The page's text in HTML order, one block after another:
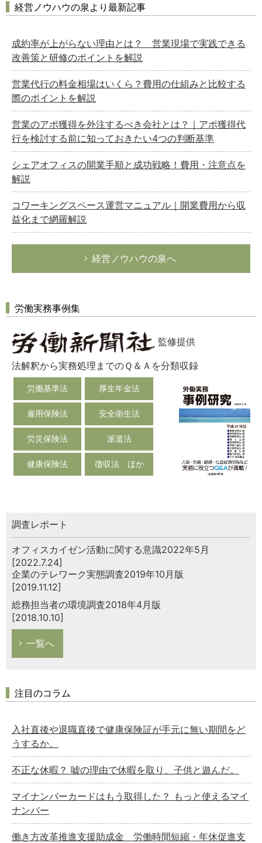
経営ノウハウの泉より最新記事
成約率が上がらない理由とは？ 営業現場で実践できる
改善策と研修のポイントを解説
営業代行の料金相場はいくら？費用の仕組みと比較する
際のポイントを解説
営業のアポ獲得を外注するべき会社とは？｜アポ獲得代
行を検討する前に知っておきたい4つの判断基準
シェアオフィスの開業手順と成功戦略！費用・注意点を
解説
コワーキングスペース運営マニュアル｜開業費用から収
益化まで網羅解説
経営ノウハウの泉へ
労働実務事例集
監修提供
法解釈から実務処理までのＱ＆Ａを分類収録
労働基準法 厚生年金法
雇用保険法 安全衛生法
労災保険法 派遣法
健康保険法 徴収法 ほか
調査レポート
オフィスカイゼン活動に関する意識2022年5月
[2022.7.24]
企業のテレワーク実態調査2019年10月版
[2019.11.12]
総務担当者の環境調査2018年4月版
[2018.10.10]
一覧へ
注目のコラム
入社直後や退職直後で健康保険証が手元に無い期間をど
うするか。
不正な休暇？ 嘘の理由で休暇を取り、子供と遊んだ。
マイナンバーカードはもう取得した？ もっと使えるマイ
ナンバー
働き方改革推進支援助成金 労働時間短縮・年休促進支